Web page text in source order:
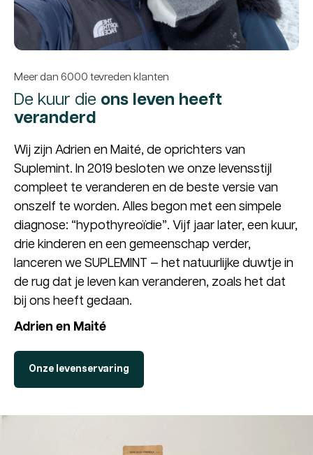
Meer dan 6000 tevreden klanten
De kuur die ons leven heeft
veranderd
Wij zijn Adrien en Maité, de oprichters van
Suplemint. In 2019 besloten we onze levensstijl
compleet te veranderen en de beste versie van
onszelf te worden. Alles begon met een simpele
diagnose: “hypothyreoïdie”. Vijf jaar later, een kuur,
drie kinderen en een gemeenschap verder,
lanceren we SUPLEMINT — het natuurlijke duwtje in
de rug dat je leven kan veranderen, zoals het dat
bij ons heeft gedaan.
Adrien en Maité
Onze levenservaring